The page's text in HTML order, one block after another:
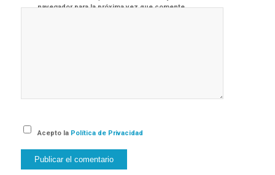
navegador para la próxima vez que comente.
Acepto la Política de Privacidad